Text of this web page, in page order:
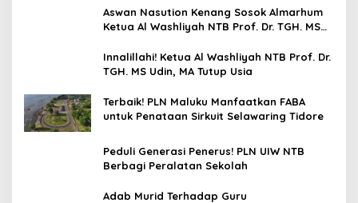
Aswan Nasution Kenang Sosok Almarhum
Ketua Al Washliyah NTB Prof. Dr. TGH. MS
Innalillahi! Ketua Al Washliyah NTB Prof. Dr.
TGH. MS Udin, MA Tutup Usia
Terbaik! PLN Maluku Manfaatkan FABA
untuk Penataan Sirkuit Selawaring Tidore
Peduli Generasi Penerus! PLN UIW NTB
Berbagi Peralatan Sekolah
Adab Murid Terhadap Guru